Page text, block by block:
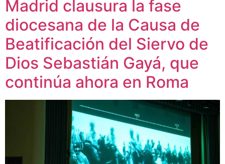
Madrid clausura la fase
diocesana de la Causa de
Beatificación del Siervo de
Dios Sebastián Gayá, que
continúa ahora en Roma